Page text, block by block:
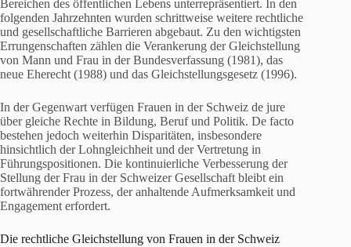
Bereichen des öffentlichen Lebens unterrepräsentiert. In den
folgenden Jahrzehnten wurden schrittweise weitere rechtliche
und gesellschaftliche Barrieren abgebaut. Zu den wichtigsten
Errungenschaften zählen die Verankerung der Gleichstellung
von Mann und Frau in der Bundesverfassung (1981), das
neue Eherecht (1988) und das Gleichstellungsgesetz (1996).
In der Gegenwart verfügen Frauen in der Schweiz de jure
über gleiche Rechte in Bildung, Beruf und Politik. De facto
bestehen jedoch weiterhin Disparitäten, insbesondere
hinsichtlich der Lohngleichheit und der Vertretung in
Führungspositionen. Die kontinuierliche Verbesserung der
Stellung der Frau in der Schweizer Gesellschaft bleibt ein
fortwährender Prozess, der anhaltende Aufmerksamkeit und
Engagement erfordert.
Die rechtliche Gleichstellung von Frauen in der Schweiz